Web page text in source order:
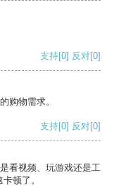
支持[0] 反对[0]
购物需求。
支持[0] 反对[0]
看视频、玩游戏还是工
顿了。